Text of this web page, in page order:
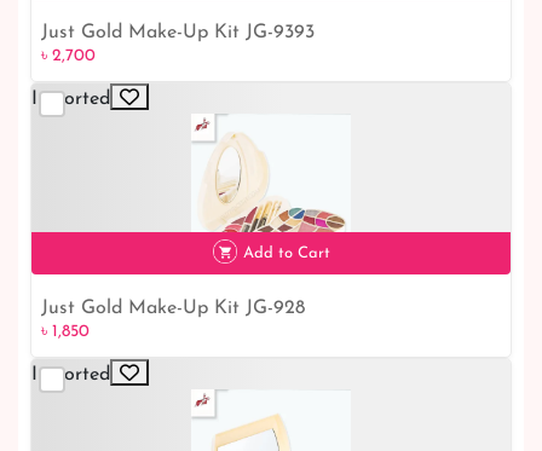
৳ 2,700
Just Gold Make-Up Kit JG-9393
৳ 2,700
Imported
৳ 1,850
Add to Cart
Just Gold Make-Up Kit JG-928
৳ 1,850
Imported